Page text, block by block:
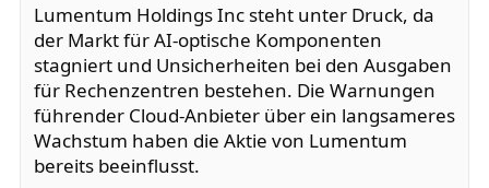
Lumentum Holdings Inc steht unter Druck, da
der Markt für AI-optische Komponenten
stagniert und Unsicherheiten bei den Ausgaben
für Rechenzentren bestehen. Die Warnungen
führender Cloud-Anbieter über ein langsameres
Wachstum haben die Aktie von Lumentum
bereits beeinflusst.